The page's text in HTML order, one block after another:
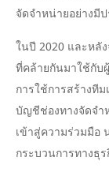
จัดจำหน่ายอย่างมี
ในปี 2020 และหลั
ที่คล้ายกันมาใช้กับ
การใช้การสร้างที
บัญชีช่องทางจัดจำ
เข้าสู่ความร่วมมือ
กระบวนการทางธุ